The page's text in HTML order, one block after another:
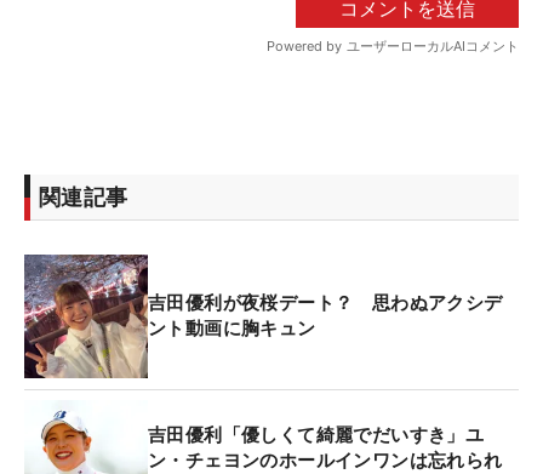
関連記事
吉田優利が夜桜デート？ 思わぬアクシデ
ント動画に胸キュン
吉田優利「優しくて綺麗でだいすき」ユ
ン・チェヨンのホールインワンは忘れられ